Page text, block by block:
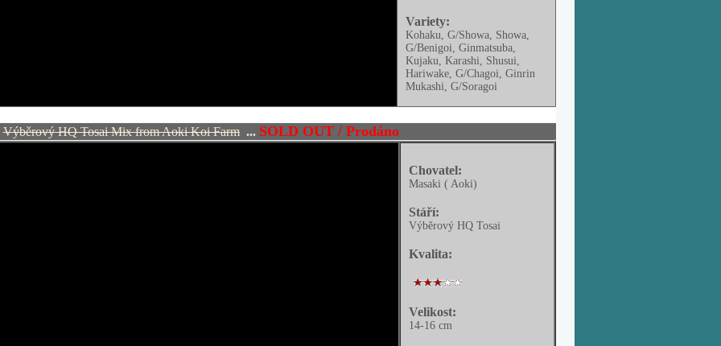
Variety:
Kohaku, G/Showa, Showa,
G/Benigoi, Ginmatsuba,
Kujaku, Karashi, Shusui,
Hariwake, G/Chagoi, Ginrin
Mukashi, G/Soragoi
Výběrový HQ Tosai Mix from Aoki Koi Farm... SOLD OUT / Prodáno
Chovatel:
Masaki ( Aoki)
Stáří:
Výběrový HQ Tosai
Kvalita:
Velikost:
14-16 cm